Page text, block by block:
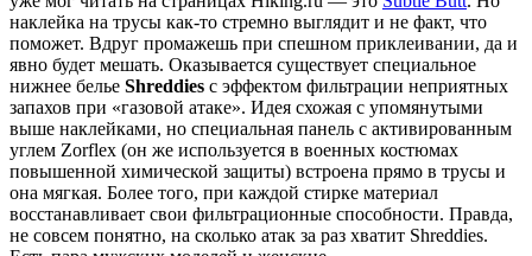
наклейка на трусы как-то стремно выглядит и не факт, что
поможет. Вдруг промажешь при спешном приклеивании, да и
явно будет мешать. Оказывается существует специальное
нижнее белье Shreddies с эффектом фильтрации неприятных
запахов при «газовой атаке». Идея схожая с упомянутыми
выше наклейками, но специальная панель с активированным
углем Zorflex (он же используется в военных костюмах
повышенной химической защиты) встроена прямо в трусы и
она мягкая. Более того, при каждой стирке материал
восстанавливает свои фильтрационные способности. Правда,
не совсем понятно, на сколько атак за раз хватит Shreddies.